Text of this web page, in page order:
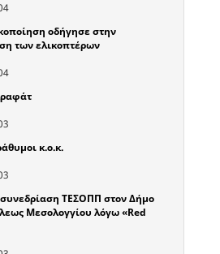
οδήγησε στην
των ελικοπτέρων
κ.ο.κ.
ΤΕΣΟΠΠ στον Δήμο
Μεσολογγίου λόγω «Red